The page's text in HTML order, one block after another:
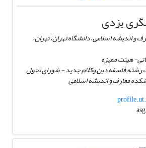
یزدی
و اندیشه اسلامی، دانشگاه تهران، تهران،
هیئت ممیزه
رشته فلسفه دین وکلام جدید - شورای تحول
معارف و اندیشه اسلامی